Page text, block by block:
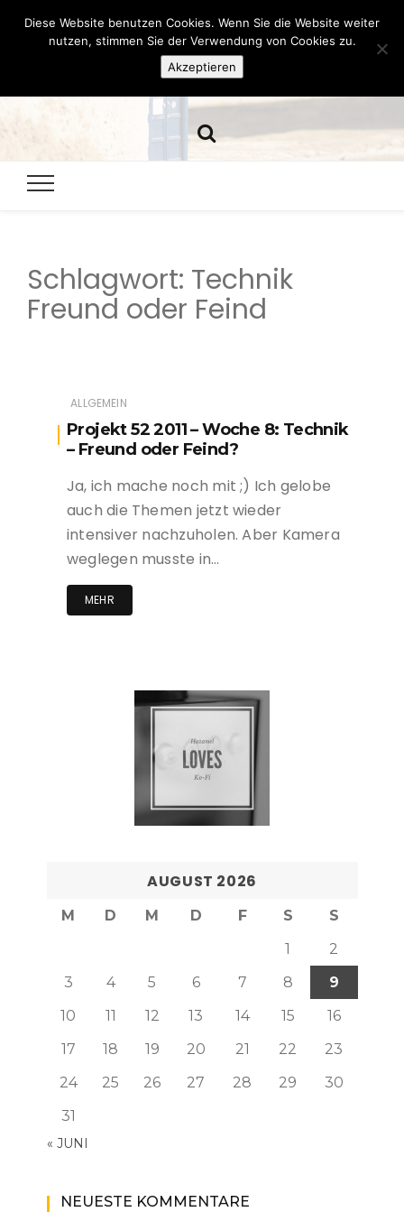
Hazamelistan
Schlagwort: Technik
Freund oder Feind
ALLGEMEIN
Projekt 52 2011 – Woche 8: Technik
– Freund oder Feind?
Ja, ich mache noch mit ;) Ich gelobe
auch die Themen jetzt wieder
intensiver nachzuholen. Aber Kamera
weglegen musste in…
MEHR
AUGUST 2026
M D M D F S
S
1
2
3
4 5 6 7 8
9
10
11 12 13 14 15
16
17
18 19 20 21 22
23
24
25 26 27 28 29
30
31
« JUNI
NEUESTE KOMMENTARE
Diese Website benutzen Cookies. Wenn Sie die Website weiter
nutzen, stimmen Sie der Verwendung von Cookies zu.
Akzeptieren